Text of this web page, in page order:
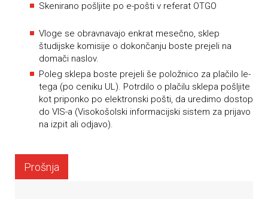
Skenirano pošljite po e-pošti v referat OTGO
Vloge se obravnavajo enkrat mesečno, sklep
študijske komisije o dokončanju boste prejeli na
domači naslov.
Poleg sklepa boste prejeli še položnico za plačilo le-
tega (po ceniku UL). Potrdilo o plačilu sklepa pošljite
kot priponko po elektronski pošti, da uredimo dostop
do VIS-a (Visokošolski informacijski sistem za prijavo
na izpit ali odjavo).
Prošnja